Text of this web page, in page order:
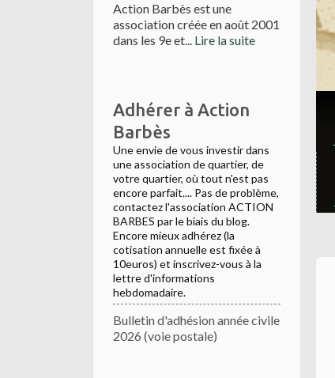
Action Barbès est une
association créée en août 2001
dans les 9e et... Lire la suite
Adhérer à Action
Barbès
Une envie de vous investir dans
une association de quartier, de
votre quartier, où tout n'est pas
encore parfait.... Pas de problème,
contactez l'association ACTION
BARBES par le biais du blog.
Encore mieux adhérez (la
cotisation annuelle est fixée à
10euros) et inscrivez-vous à la
lettre d'informations
hebdomadaire.
Bulletin d'adhésion année civile
2026 (voie postale)